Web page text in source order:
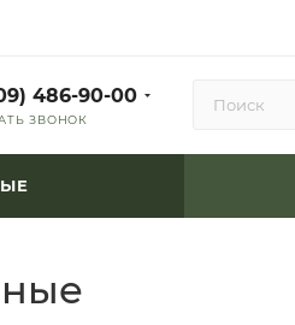
486-90-00
ЗВОНОК